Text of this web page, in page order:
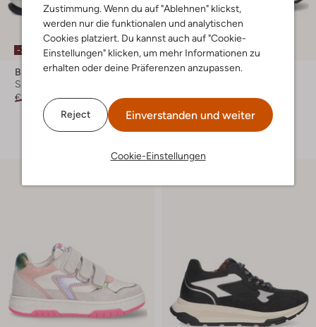
Zustimmung. Wenn du auf "Ablehnen" klickst,
werden nur die funktionalen und analytischen
Cookies platziert. Du kannst auch auf "Cookie-
Einstellungen" klicken, um mehr Informationen zu
erhalten oder deine Präferenzen anzupassen.
Reject Einverstanden und weiter
Cookie-Einstellungen
-30%
Braqeez
Sneaker Low
€ 89,99
€ 62,99
-30%
Braqeez
€ 79,95 € 55,99
+ mehr farben